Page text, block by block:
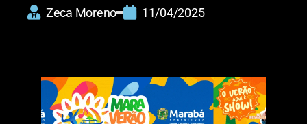
Zeca Moreno 11/04/2025